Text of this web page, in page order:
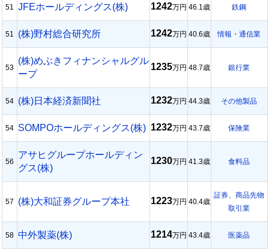
51 JFEホールディングス(株) 1242万円 46.1歳 鉄鋼
51 (株)野村総合研究所 1242万円 40.6歳 情報・通信業
53
(株)めぶきフィナンシャルグル
ープ
1235万円 48.7歳 銀行業
54 (株)日本経済新聞社 1232万円 44.3歳 その他製品
54 SOMPOホールディングス(株) 1232万円 43.7歳 保険業
56
アサヒグループホールディン
グス(株)
1230万円 41.3歳 食料品
57 (株)大和証券グループ本社 1223万円 40.4歳
証券、商品先物
取引業
58 中外製薬(株) 1214万円 43.4歳 医薬品